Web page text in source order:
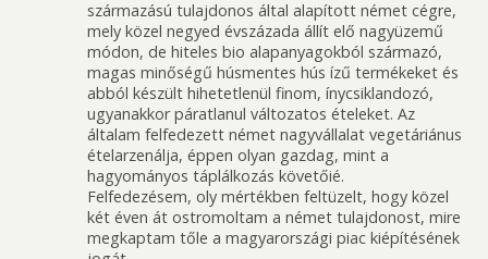
származású tulajdonos által alapított német cégre,
mely közel negyed évszázada állít elő nagyüzemű
módon, de hiteles bio alapanyagokból származó,
magas minőségű húsmentes hús ízű termékeket és
abból készült hihetetlenül finom, ínycsiklandozó,
ugyanakkor páratlanul változatos ételeket. Az
általam felfedezett német nagyvállalat vegetáriánus
ételarzenálja, éppen olyan gazdag, mint a
hagyományos táplálkozás követőié.
Felfedezésem, oly mértékben feltüzelt, hogy közel
két éven át ostromoltam a német tulajdonost, mire
megkaptam tőle a magyarországi piac kiépítésének